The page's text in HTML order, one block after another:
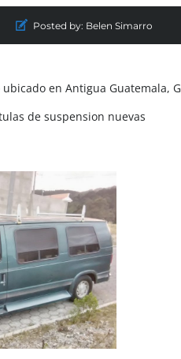
Posted by: Belen Simarro
ubicado en Antigua Guatemala,
de suspension nuevas